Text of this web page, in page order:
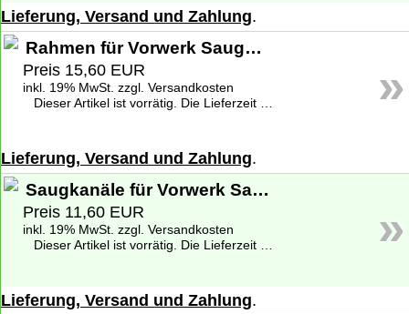
Lieferung, Versand und Zahlung.
»
Rahmen für Vorwerk Saugwischer SP 520, 530
Preis 15,60 EUR
inkl. 19% MwSt. zzgl. Versandkosten
Dieser Artikel ist vorrätig. Die Lieferzeit beträgt 1-2 Werktage deutschlandweit. Weitere Informationen zu den Lieferzeiten finden Sie unter
Lieferung, Versand und Zahlung.
»
Saugkanäle für Vorwerk Saugwischer SP 520
Preis 11,60 EUR
inkl. 19% MwSt. zzgl. Versandkosten
Dieser Artikel ist vorrätig. Die Lieferzeit beträgt 1-2 Werktage deutschlandweit. Weitere Informationen zu den Lieferzeiten finden Sie unter
Lieferung, Versand und Zahlung.